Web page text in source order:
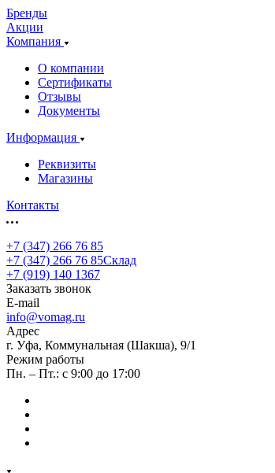
Бренды
Акции
Компания
О компании
Сертификаты
Отзывы
Документы
Информация
Реквизиты
Магазины
Контакты
+7 (347) 266 76 85
+7 (347) 266 76 85Склад
+7 (919) 140 1367
Заказать звонок
E-mail
info@vomag.ru
Адрес
г. Уфа, Коммунальная (Шакша), 9/1
Режим работы
Пн. – Пт.: с 9:00 до 17:00